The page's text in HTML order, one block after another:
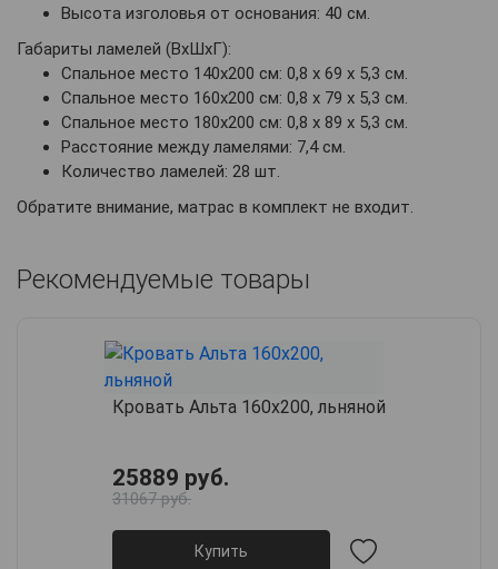
Высота изголовья от основания: 40 см.
Габариты ламелей (ВхШхГ):
Спальное место 140х200 см: 0,8 х 69 х 5,3 см.
Спальное место 160х200 см: 0,8 х 79 х 5,3 см.
Спальное место 180х200 см: 0,8 х 89 х 5,3 см.
Расстояние между ламелями: 7,4 см.
Количество ламелей: 28 шт.
Обратите внимание, матрас в комплект не входит.
Рекомендуемые товары
Кровать Альта 160х200, льняной
25889 руб.
31067 руб.
Купить